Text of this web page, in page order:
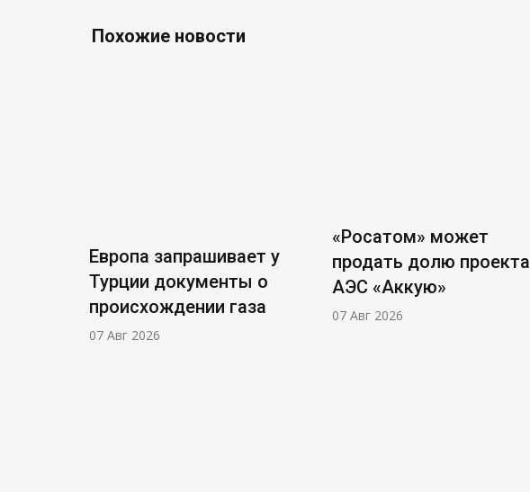
Похожие новости
Европа запрашивает у
Турции документы о
происхождении газа
07 Авг 2026
«Росатом» может
продать долю проекта
АЭС «Аккую»
07 Авг 2026